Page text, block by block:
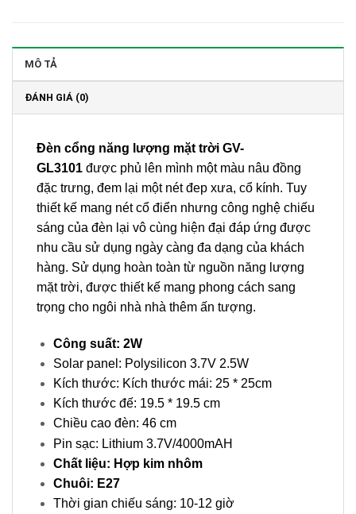
MÔ TẢ
ĐÁNH GIÁ (0)
Đèn cổng năng lượng mặt trời GV-
GL3101 được phủ lên mình một màu nâu đồng
đặc trưng, đem lại một nét đep xưa, cổ kính. Tuy
thiết kế mang nét cổ điển nhưng công nghệ chiếu
sáng của đèn lại vô cùng hiện đại đáp ứng được
nhu cầu sử dụng ngày càng đa dạng của khách
hàng. Sử dụng hoàn toàn từ nguồn năng lượng
mặt trời, được thiết kế mang phong cách sang
trọng cho ngôi nhà nhà thêm ấn tượng.
Công suất: 2W
Solar panel: Polysilicon 3.7V 2.5W
Kích thước: Kích thước mái: 25 * 25cm
Kích thước đế: 19.5 * 19.5 cm
Chiều cao đèn: 46 cm
Pin sạc: Lithium 3.7V/4000mAH
Chất liệu: Hợp kim nhôm
Chuôi: E27
Thời gian chiếu sáng: 10-12 giờ